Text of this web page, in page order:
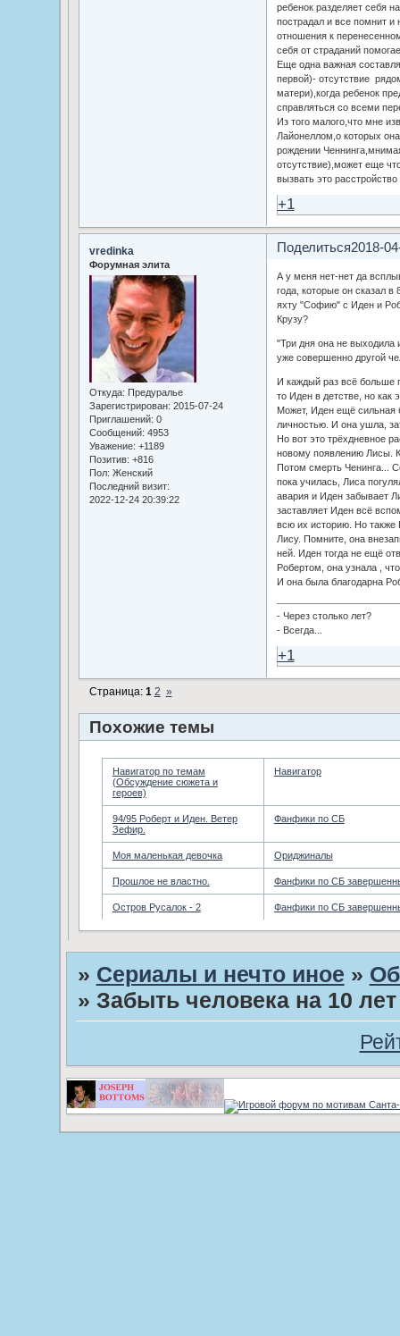
ребенок разделяет себя
пострадал и все помнит и
отношения к
себя от страданий
Еще одна важная
первой)- отсутствие
матери),когда ребенок
справляться со всеми
Из того малого,что мне
Лайонеллом,о которых
рождении
отсутствие),может еще
вызвать это
+1
Поделиться2018-
vredinka
Форумная элита
Откуда: Предуралье
Зарегистрирован: 2015-07-24
Приглашений: 0
Сообщений: 4953
Уважение: +1189
Позитив: +816
Пол: Женский
Последний визит:
2022-12-24 20:39:22
А у меня нет-нет да
года, которые он сказал в
яхту "Софию" с Иден и
Крузу?
"Три дня она не выходила
уже совершенно другой
И каждый раз всё больше
то Иден в детстве, но как
Может, Иден ещё сильная
личностью. И она ушла,
Но вот это трёхдневное
новому появлению Лисы.
Потом смерть Ченинга...
пока училась, Лиса
авария и Иден забывает
заставляет Иден всё
всю их историю. Но также
Лису. Помните, она
ней. Иден тогда не ещё
Робертом, она узнала ,
И она была благодарна
- Через столько лет?
- Всегда...
+1
Страница: 1 2 »
Похожие темы
Навигатор по темам
(Обсуждение сюжета и
героев)
Навигатор
94/95 Роберт и Иден. Ветер
Зефир.
Фанфики по СБ
Моя маленькая девочка Ориджиналы
Прошлое не властно. Фанфики по СБ
Остров Русалок - 2 Фанфики по СБ
» Сериалы и нечто иное »
» Забыть человека на 10